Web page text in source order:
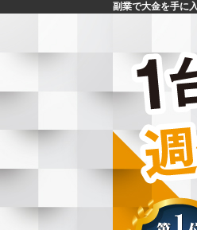
副業で大金を手に